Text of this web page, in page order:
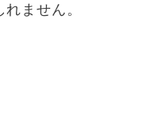
ません。